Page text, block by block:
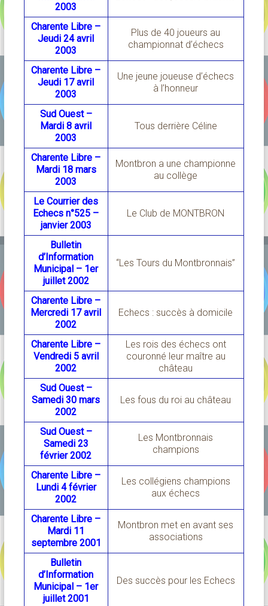
2003
Charente Libre –
Jeudi 24 avril
2003
Plus de 40 joueurs au
championnat d’échecs
Charente Libre –
Jeudi 17 avril
2003
Une jeune joueuse d’échecs
à l’honneur
Sud Ouest –
Mardi 8 avril
2003
Tous derrière Céline
Charente Libre –
Mardi 18 mars
2003
Montbron a une championne
au collège
Le Courrier des
Echecs n°525 –
janvier 2003
Le Club de MONTBRON
Bulletin
d’Information
Municipal – 1er
juillet 2002
“Les Tours du Montbronnais”
Charente Libre –
Mercredi 17 avril
2002
Echecs : succès à domicile
Charente Libre –
Vendredi 5 avril
2002
Les rois des échecs ont
couronné leur maître au
château
Sud Ouest –
Samedi 30 mars
2002
Les fous du roi au château
Sud Ouest –
Samedi 23
février 2002
Les Montbronnais
champions
Charente Libre –
Lundi 4 février
2002
Les collégiens champions
aux échecs
Charente Libre –
Mardi 11
septembre 2001
Montbron met en avant ses
associations
Bulletin
d’Information
Municipal – 1er
juillet 2001
Des succès pour les Echecs